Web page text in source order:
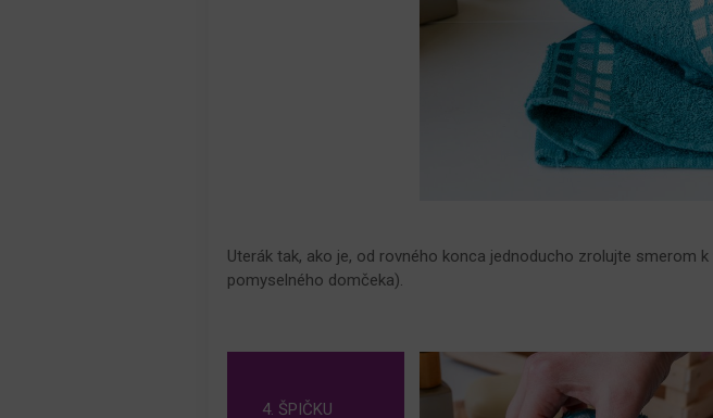
Uterák tak, ako je, od rovného konca jednoducho zrolujte smerom k
pomyselného domčeka).
4. ŠPIČKU